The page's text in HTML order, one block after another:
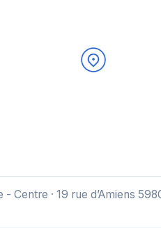
- Centre · 19 rue d’Amiens